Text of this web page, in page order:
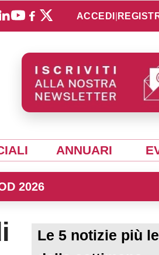
ACCEDI
ANNUARI
2026
Le 5 notizie più